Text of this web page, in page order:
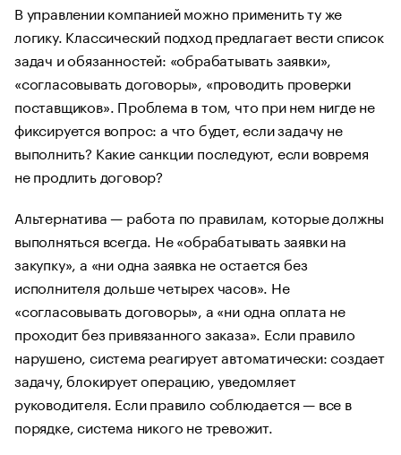
В управлении компанией можно применить ту же
логику. Классический подход предлагает вести список
задач и обязанностей: «обрабатывать заявки»,
«согласовывать договоры», «проводить проверки
поставщиков». Проблема в том, что при нем нигде не
фиксируется вопрос: а что будет, если задачу не
выполнить? Какие санкции последуют, если вовремя
не продлить договор?
Альтернатива — работа по правилам, которые должны
выполняться всегда. Не «обрабатывать заявки на
закупку», а «ни одна заявка не остается без
исполнителя дольше четырех часов». Не
«согласовывать договоры», а «ни одна оплата не
проходит без привязанного заказа». Если правило
нарушено, система реагирует автоматически: создает
задачу, блокирует операцию, уведомляет
руководителя. Если правило соблюдается — все в
порядке, система никого не тревожит.